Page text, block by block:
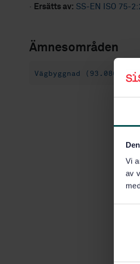
Vi
av
· Ersätts av: SS-EN ISO 75-
Ämnesområden
Vägbyggnad (93.080)